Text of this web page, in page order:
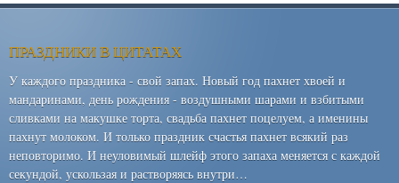
ПРАЗДНИКИ В ЦИТАТАХ
У каждого праздника - свой запах. Новый год пахнет хвоей и
мандаринами, день рождения - воздушными шарами и взбитыми
сливками на макушке торта, свадьба пахнет поцелуем, а именины
пахнут молоком. И только праздник счастья пахнет всякий раз
неповторимо. И неуловимый шлейф этого запаха меняется с каждой
секундой, ускользая и растворяясь внутри…